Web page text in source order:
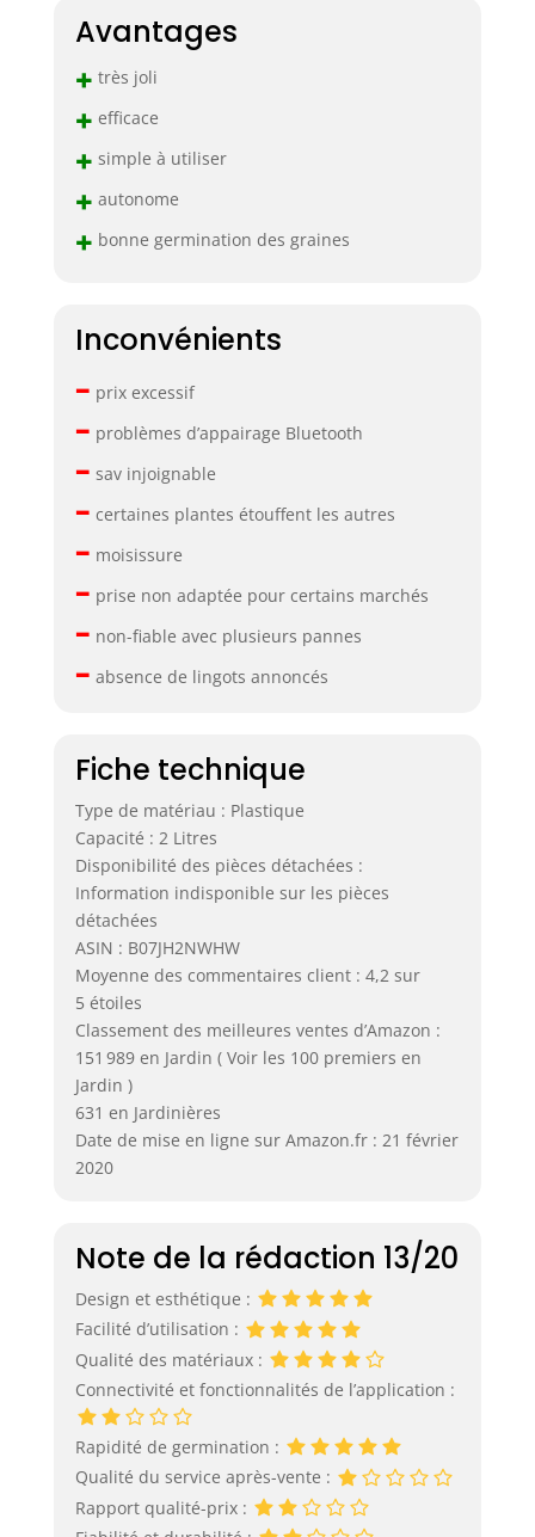
Avantages
+ très joli
+ efficace
+ simple à utiliser
+ autonome
+ bonne germination des graines
Inconvénients
– prix excessif
– problèmes d’appairage Bluetooth
– sav injoignable
– certaines plantes étouffent les autres
– moisissure
– prise non adaptée pour certains marchés
– non-fiable avec plusieurs pannes
– absence de lingots annoncés
Fiche technique
Type de matériau : Plastique
Capacité : 2 Litres
Disponibilité des pièces détachées :
Information indisponible sur les pièces
détachées
ASIN : B07JH2NWHW
Moyenne des commentaires client : 4,2 sur
5 étoiles
Classement des meilleures ventes d’Amazon :
151 989 en Jardin ( Voir les 100 premiers en
Jardin )
631 en Jardinières
Date de mise en ligne sur Amazon.fr : 21 février
2020
Note de la rédaction 13/20
Design et esthétique :
Facilité d’utilisation :
Qualité des matériaux :
Connectivité et fonctionnalités de l’application :
Rapidité de germination :
Qualité du service après-vente :
Rapport qualité-prix :